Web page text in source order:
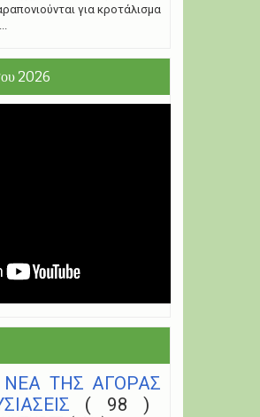
για κροτάλισμα
2026
NEA THΣ ΑΓΟΡΑΣ
( 98 )